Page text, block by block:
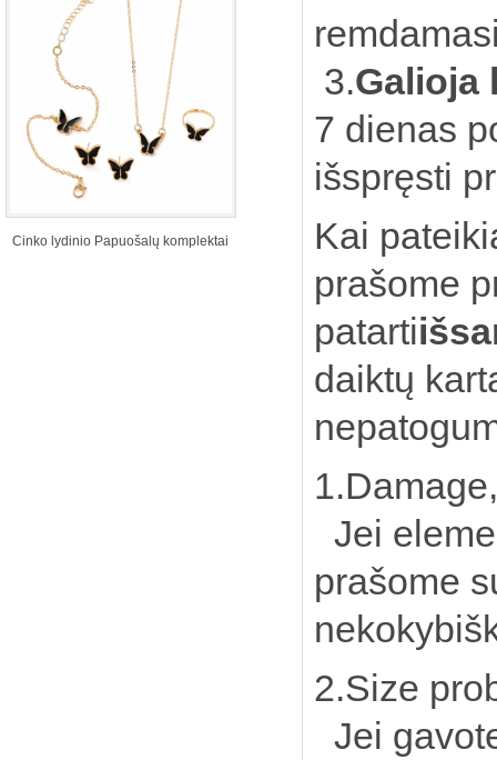
Cinko lydinio Papuošalų komplektai
3.Galioja
7 dienas
išspręsti
Kai
prašome
patarti
daiktų
Jei
prašome
2.Size
Jei